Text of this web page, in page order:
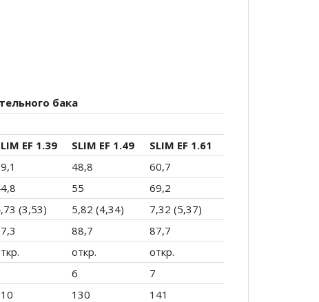
бака
EF 1.39 SLIM EF 1.49
SLIM EF 1.61
48,8
60,7
55
69,2
(3,53) 5,82 (4,34)
7,32 (5,37)
88,7
87,7
откр.
откр.
6
7
130
141